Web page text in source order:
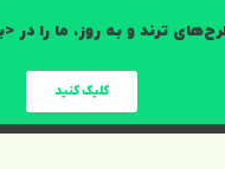
ترند و به روز، ما را در
کلیک کنید